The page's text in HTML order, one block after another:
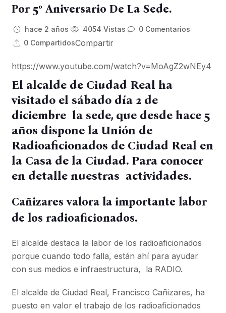
Por 5º Aniversario De La Sede.
hace 2 años 4054 Vistas
0 Comentarios
0 CompartidosCompartir
https://www.youtube.com/watch?v=MoAgZ2wNEy4
El alcalde de Ciudad Real ha
visitado el sábado día 2 de
diciembre la sede, que desde hace 5
años dispone la Unión de
Radioaficionados de Ciudad Real en
la Casa de la Ciudad. Para conocer
en detalle nuestras actividades.
Cañizares valora la importante labor
de los radioaficionados.
El alcalde destaca la labor de los radioaficionados
porque cuando todo falla, están ahí para ayudar
con sus medios e infraestructura, la RADIO.
El alcalde de Ciudad Real, Francisco Cañizares, ha
puesto en valor el trabajo de los radioaficionados